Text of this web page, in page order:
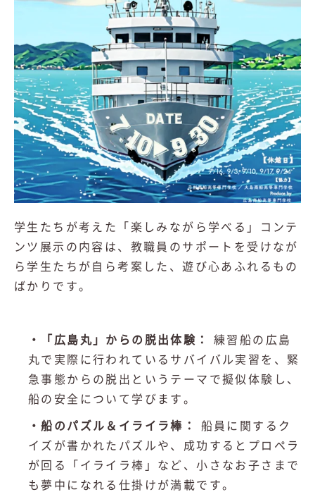
学生たちが考えた「楽しみながら学べる」コンテ
ンツ展示の内容は、教職員のサポートを受けなが
ら学生たちが自ら考案した、遊び心あふれるもの
ばかりです。
・「広島丸」からの脱出体験：
練習船の広島
丸で実際に行われているサバイバル実習を、緊
急事態からの脱出というテーマで擬似体験し、
船の安全について学びます。
・船のパズル＆イライラ棒：
船員に関するク
イズが書かれたパズルや、成功するとプロペラ
が回る「イライラ棒」など、小さなお子さまで
も夢中になれる仕掛けが満載です。